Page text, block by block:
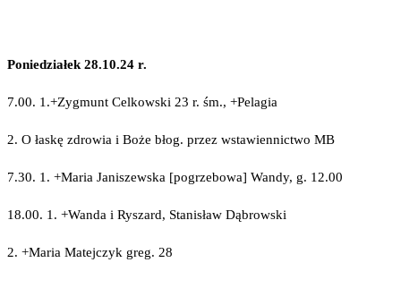
Poniedziałek 28.10.24 r.
7.00. 1.+Zygmunt Celkowski 23 r. śm., +Pelagia
2. O łaskę zdrowia i Boże błog. przez wstawiennictwo MB
7.30. 1. +Maria Janiszewska [pogrzebowa] Wandy, g. 12.00
18.00. 1. +Wanda i Ryszard, Stanisław Dąbrowski
2. +Maria Matejczyk greg. 28